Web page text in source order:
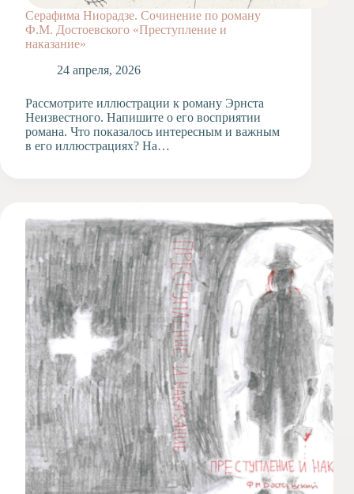
Серафима Ниорадзе. Сочинение по роману
Ф.М. Достоевского «Преступление и
наказание»
24 апреля, 2026
Рассмотрите иллюстрации к роману Эрнста
Неизвестного. Напишите о его восприятии
романа. Что показалось интересным и важным
в его иллюстрациях? На…